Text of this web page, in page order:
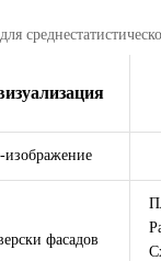
изображение
фасадов